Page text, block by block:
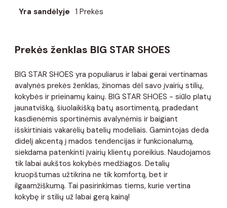
Yra sandėlyje 1 Prekės
Prekės ženklas BIG STAR SHOES
BIG STAR SHOES yra populiarus ir labai gerai vertinamas
avalynės prekės ženklas, žinomas dėl savo įvairių stilių,
kokybės ir prieinamų kainų. BIG STAR SHOES - siūlo platų
jaunatvišką, šiuolaikišką batų asortimentą, pradedant
kasdienėmis sportinėmis avalynėmis ir baigiant
išskirtiniais vakarėlių batelių modeliais. Gamintojas deda
didelį akcentą į mados tendencijas ir funkcionalumą,
siekdama patenkinti įvairių klientų poreikius. Naudojamos
tik labai aukštos kokybės medžiagos. Detalių
kruopštumas užtikrina ne tik komfortą, bet ir
ilgaamžiškumą. Tai pasirinkimas tiems, kurie vertina
kokybę ir stilių už labai gerą kainą!